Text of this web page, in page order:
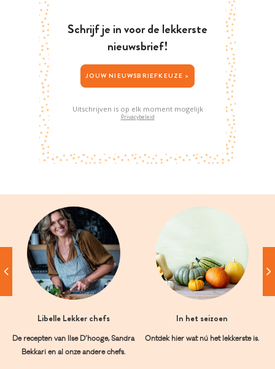
Schrijf je in voor de lekkerste
nieuwsbrief!
JOUW NIEUWSBRIEFKEUZE >
Uitschrijven is op elk moment mogelijk
Privacybeleid
Libelle Lekker chefs
De recepten van Ilse D’hooge, Sandra
Bekkari en al onze andere chefs.
In het seizoen
Ontdek hier wat nú het lekkerste is.